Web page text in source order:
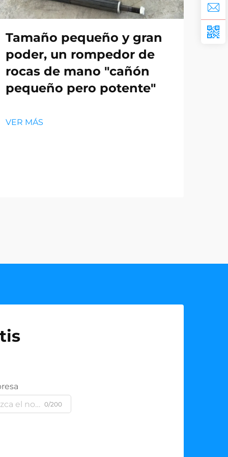
Tamaño pequeño y gran
poder, un rompedor de
rocas de mano "cañón
pequeño pero potente"
VER MÁS
0/200